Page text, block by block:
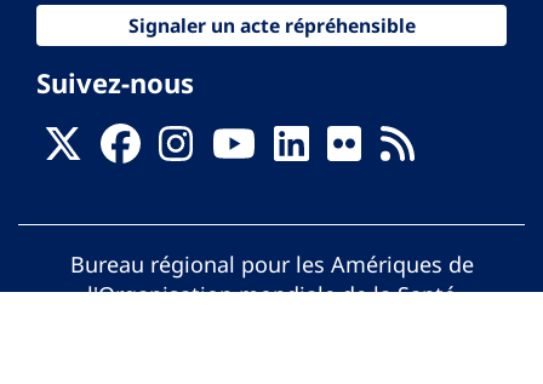
Signaler un acte répréhensible
Suivez-nous
Bureau régional pour les Amériques de
l'Organisation mondiale de la Santé